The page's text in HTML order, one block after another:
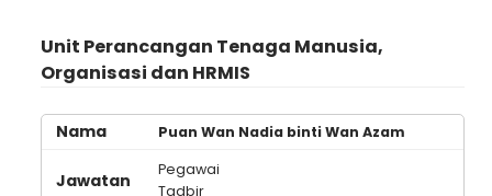
Unit Perancangan Tenaga Manusia,
Organisasi dan HRMIS
Puan Wan Nadia binti Wan Azam
Pegawai
Tadbir